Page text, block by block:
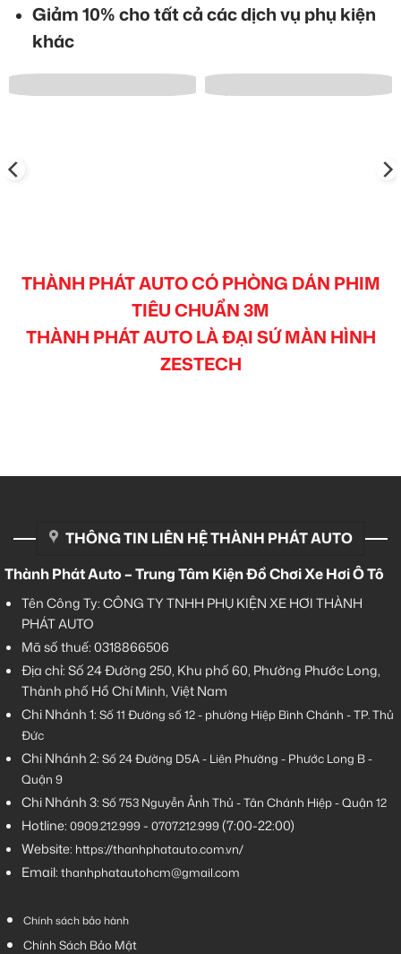
Giảm 10% cho tất cả các dịch vụ phụ kiện
khác
THÀNH PHÁT AUTO CÓ PHÒNG DÁN PHIM
TIÊU CHUẨN 3M
THÀNH PHÁT AUTO LÀ ĐẠI SỨ MÀN HÌNH
ZESTECH
THÔNG TIN LIÊN HỆ THÀNH PHÁT AUTO
Thành Phát Auto – Trung Tâm Kiện Đồ Chơi Xe Hơi Ô Tô
Tên Công Ty: CÔNG TY TNHH PHỤ KIỆN XE HƠI THÀNH
PHÁT AUTO
Mã số thuế: 0318866506
Địa chỉ: Số 24 Đường 250, Khu phố 60, Phường Phước Long,
Thành phố Hồ Chí Minh, Việt Nam
Chi Nhánh 1: Số 11 Đường số 12 - phường Hiệp Bình Chánh - TP. Thủ
Đức
Chi Nhánh 2: Số 24 Đường D5A - Liên Phường - Phước Long B -
Quận 9
Chi Nhánh 3: Số 753Nguyễn Ảnh Thủ - Tân Chánh Hiệp - Quận 12
Hotline: 0909.212.999- 0707.212.999(7:00-22:00)
Website: https://thanhphatauto.com.vn/
Email: thanhphatautohcm@gmail.com
Chính sách bảo hành
Chính Sách Bảo Mật